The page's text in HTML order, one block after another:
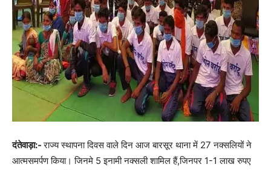
दंतेवाड़ा:-राज्य स्थापना दिवस वाले दिन आज बारसूर थाना में 27 नक्सलियों ने
आत्मसमर्पण किया। जिनमे 5 इनामी नक्सली शामिल हैं,जिनपर 1-1 लाख रुपए